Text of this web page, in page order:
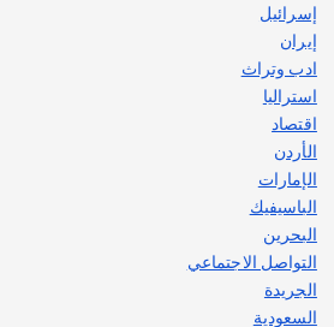
إسرائيل
إيران
ادب وتراث
استراليا
اقتصاد
الأردن
الإمارات
الباسيفيك
البحرين
التواصل الاجتماعي
الجريدة
السعودية